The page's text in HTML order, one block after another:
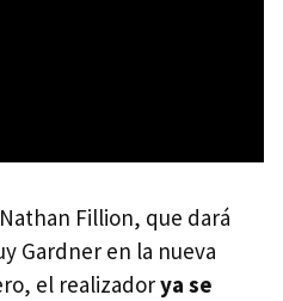
Fillion, que dará
Gardner en la nueva
el realizadorya se